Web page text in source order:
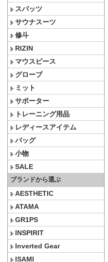
スパッツ
サウナスーツ
修斗
RIZIN
マウスピース
グローブ
ミット
サポーター
トレーニング用品
レディースアイテム
バッグ
小物
SALE
ブランドから選ぶ
AESTHETIC
ATAMA
GR1PS
INSPIRIT
Inverted Gear
ISAMI